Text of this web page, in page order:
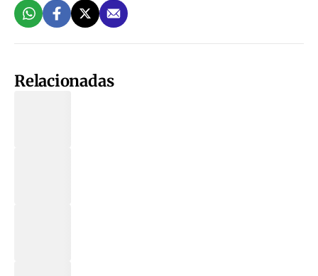
Relacionadas